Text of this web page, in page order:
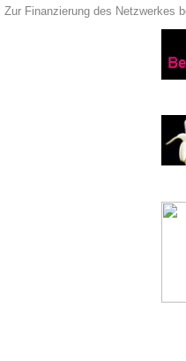
Zur Finanzierung des Netzwerkes